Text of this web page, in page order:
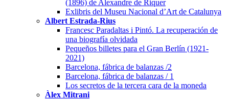
(1896) de Alexandre de Riquer
Exlibris del Museu Nacional d’Art de Catalunya
Albert Estrada-Rius
Francesc Paradaltas i Pintó. La recuperación de
una biografía olvidada
Pequeños billetes para el Gran Berlín (1921-
2021)
Barcelona, fábrica de balanzas /2
Barcelona, fábrica de balanzas / 1
Los secretos de la tercera cara de la moneda
Àlex Mitrani